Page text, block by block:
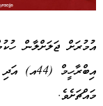
އުމުރަށް ޖަލަށްލާން
މައްޗަށެވެ.